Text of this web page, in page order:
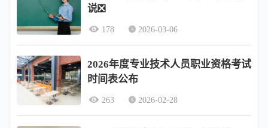
说❎
178 2026-03-06
2026年度专业技术人员职业资格考试
时间表公布
263 2026-02-28